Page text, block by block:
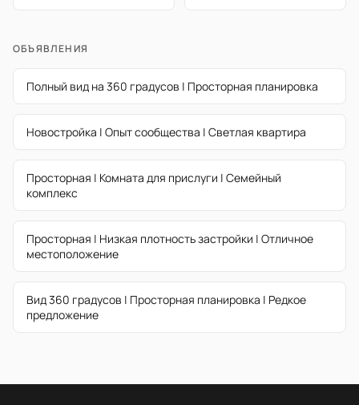
ОБЪЯВЛЕНИЯ
Полный вид на 360 градусов | Просторная планировка
Новостройка | Опыт сообщества | Светлая квартира
Просторная | Комната для прислуги | Семейный
комплекс
Просторная | Низкая плотность застройки | Отличное
местоположение
Вид 360 градусов | Просторная планировка | Редкое
предложение